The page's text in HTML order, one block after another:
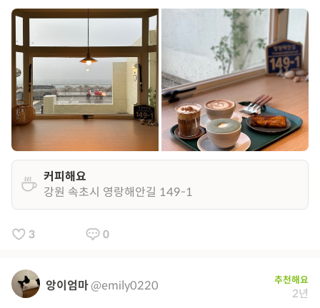
커피해요
강원 속초시 영랑해안길 149-1
3 0
앙이엄마@emily0220 추천해요
2년